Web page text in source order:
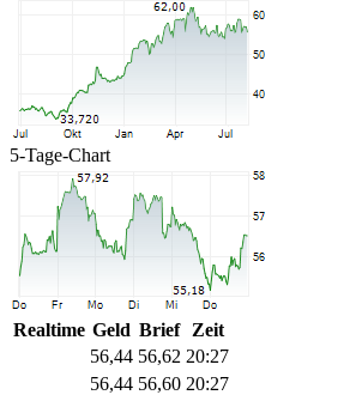
5-Tage-Chart
Realtime Geld Brief
Zeit
56,44 56,62 20:27
56,44 56,60 20:27